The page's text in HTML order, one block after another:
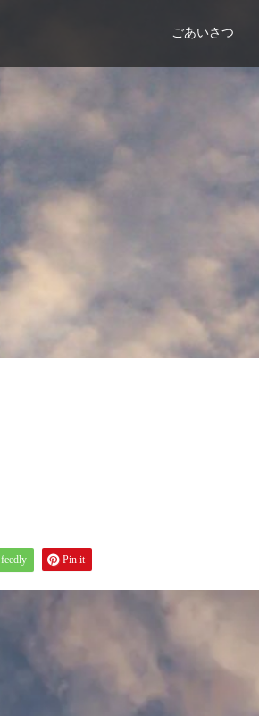
ごあいさつ
feedly Pin it